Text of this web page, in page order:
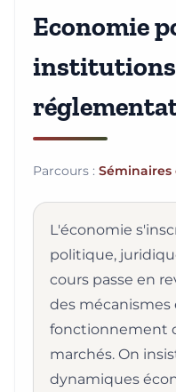
Economie
institutions
Parcours :
L'économie
politique,
cours passe en
des mécanismes
fonctionnement
marchés. On
dynamiques